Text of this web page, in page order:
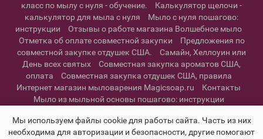
класс по мылу с нуля - обучение.
Калькулятор щелочи -
калькулятор для мыла с нуля
Мыло с нуля пошагово:
инструкции
Отзывы о работе магазина Волшебное мыло
Отметка об оплате совместной закупки
Предложения по
совместной закупке отдушек США.
Самайн, Хеллоуин или
День всех святых
Совместная закупка ароматов США,
оплата
Совместная закупка отдушек США, правила
Интернет магазин мыловарения Magicsoap.ru
Контакты
Мыло из мыльной основы пошагово: инструкции
пользовательское соглашение
Мы используем файлы cookie для работы сайта. Часть из них
необходима для авторизации и безопасности, другие помогают